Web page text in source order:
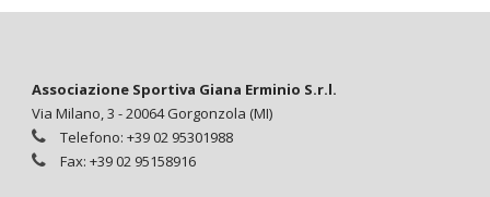
Associazione Sportiva Giana Erminio S.r.l.
Via Milano, 3 - 20064 Gorgonzola (MI)
Telefono: +39 02 95301988
Fax: +39 02 95158916